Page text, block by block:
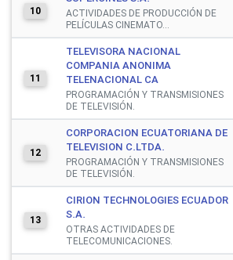
10
ACTIVIDADES DE PRODUCCIÓN DE
PELÍCULAS CINEMATO...
11
TELEVISORA NACIONAL
COMPANIA ANONIMA
TELENACIONAL CA
PROGRAMACIÓN Y TRANSMISIONES
DE TELEVISIÓN.
12
CORPORACION ECUATORIANA DE
TELEVISION C.LTDA.
PROGRAMACIÓN Y TRANSMISIONES
DE TELEVISIÓN.
13
CIRION TECHNOLOGIES ECUADOR
S.A.
OTRAS ACTIVIDADES DE
TELECOMUNICACIONES.